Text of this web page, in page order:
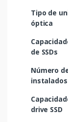
Tipo de
óptica
de SSDs
Número
instalados
drive SSD